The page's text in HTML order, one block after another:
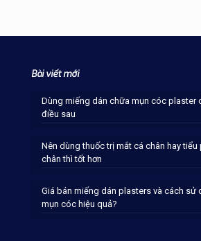
Bài viết mới
Dùng miếng dán chữa mụn cóc plaster
điều sau
Nên dùng thuốc trị mắt cá chân hay tiểu
chân thì tốt hơn
Giá bán miếng dán plasters và cách sử
mụn cóc hiệu quả?